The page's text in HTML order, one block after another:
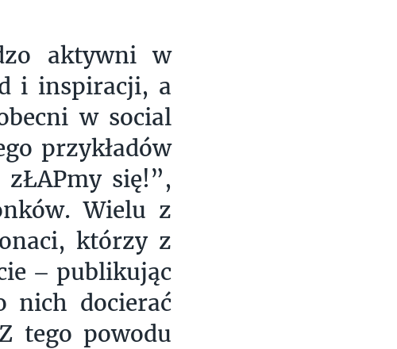
aktywni w
i inspiracji, a
w social
przykładów
się!”,
Wielu z
którzy z
– publikując
nich docierać
tego powodu